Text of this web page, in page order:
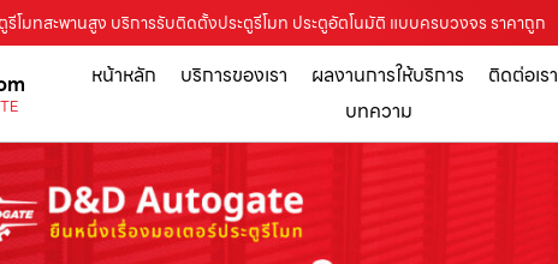
รีโมทสะพานสูง บริการรับติดตั้งประตูรีโมท ประตูอัตโนมัติ แบบครบวงจร ราคาถูก
หน้าหลัก บริการของเรา ผลงานการให้บริการ ติดต่อเรา
บทความ